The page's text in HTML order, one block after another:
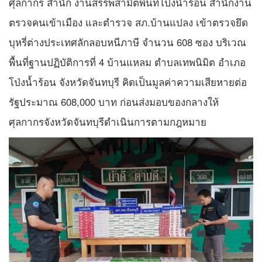
ตรวจคนเข้าเมือง และตำรวจ สภ.บ้านแปลง เข้าตรวจยึด
บุหรี่ต่างประเทศลักลอบหนีภาษี จำนวน 608 ซอง บริเวณ
พื้นที่ฐานปฏิบัติการที่ 4 บ้านแหลม ตำบลเทพนิมิต อำเภอ
โป่งน้ำร้อน จังหวัดจันทบุรี คิดเป็นมูลค่าความเสียหายต่อ
รัฐประมาณ 608,000 บาท ก่อนส่งมอบของกลางให้
ศุลกากรจังหวัดจันทบุรีดำเนินการตามกฎหมาย